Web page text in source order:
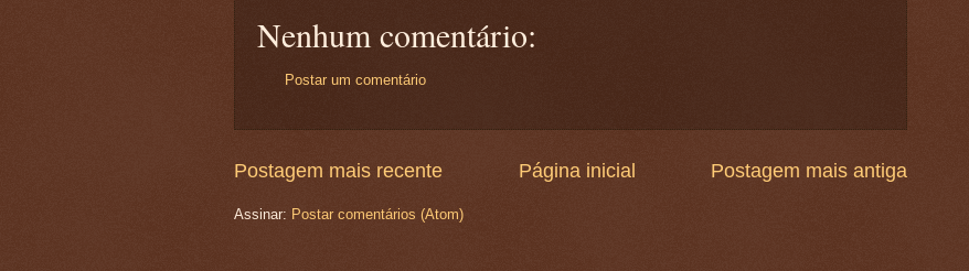
Nenhum comentário:
Postar um comentário
Postagem mais recente Postagem mais antiga
Página inicial
Assinar: Postar comentários (Atom)